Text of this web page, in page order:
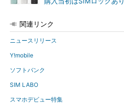
関連リンク
ニュースリリース
Y!mobile
ソフトバンク
SIM LABO
スマホデビュー特集